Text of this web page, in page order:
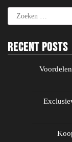
Zoeken
naar:
Recent Posts